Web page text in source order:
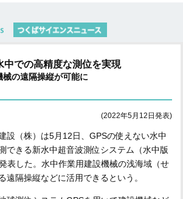
中での高精度な測位を実現
の遠隔操縦が可能に
(2022年5月12日発表)
設（株）は5月12日、GPSの使えない水中
できる新水中超音波測位システム（水中版
表した。水中作業用建設機械の浅海域（せ
遠隔操縦などに活用できるという。